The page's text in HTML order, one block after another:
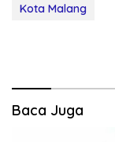
Kota Malang
Baca Juga